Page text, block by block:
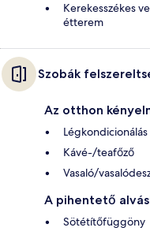
Kerekesszékes
étterem
Szobák
Az otthon
Kávé-/teafőző
Vasaló/
A pihentető
Sötétítőfüggöny